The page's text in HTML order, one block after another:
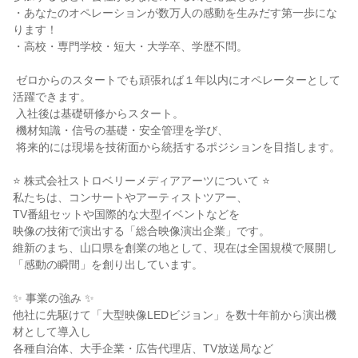
・あなたのオペレーションが数万人の感動を生みだす第一歩にな
ります！
・高校・専門学校・短大・大学卒、学歴不問。
活躍できます。
⭐ 株式会社ストロベリーメディアアーツについて ⭐
私たちは、コンサートやアーティストツアー、
TV番組セットや国際的な大型イベントなどを
映像の技術で演出する「総合映像演出企業」です。
維新のまち、山口県を創業の地として、現在は全国規模で展開し
「感動の瞬間」を創り出しています。
✨ 事業の強み ✨
他社に先駆けて「大型映像LEDビジョン」を数十年前から演出機
材として導入し
各種自治体、大手企業・広告代理店、TV放送局など